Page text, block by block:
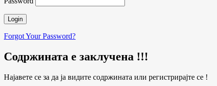
Forgot Your Password?
Содржината е заклучена !!!
Најавете се за да ја видите содржината или регистрирајте се !